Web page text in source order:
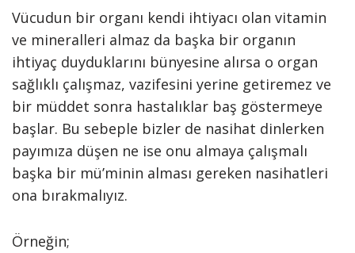
Vücudun bir organı kendi ihtiyacı olan vitamin
ve mineralleri almaz da başka bir organın
ihtiyaç duyduklarını bünyesine alırsa o organ
sağlıklı çalışmaz, vazifesini yerine getiremez ve
bir müddet sonra hastalıklar baş göstermeye
başlar. Bu sebeple bizler de nasihat dinlerken
payımıza düşen ne ise onu almaya çalışmalı
başka bir mü’minin alması gereken nasihatleri
ona bırakmalıyız.
Örneğin;